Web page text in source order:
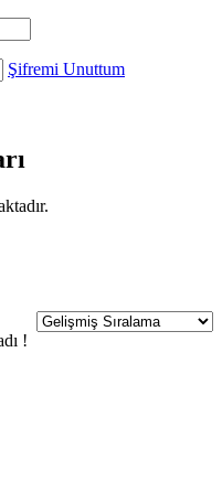
Şifremi Unuttum
!